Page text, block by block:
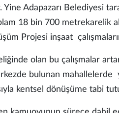
Adapazarı Belediyesi
18 bin 700 metrekarelik
Projesi inşaat
olan bu çalışmalar
bulunan mahallelerde
kentsel dönüşüme tabi